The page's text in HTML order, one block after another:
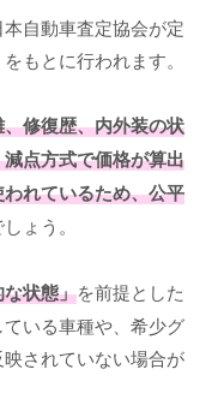
自動車査定協会が定
もとに行われます。
修復歴、内外装の状
点方式で価格が算出
れているため、公平
ょう。
状態」を前提とした
いる車種や、希少グ
されていない場合が